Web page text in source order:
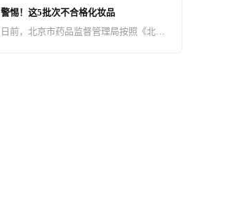
转至无关或无效页面进行广告诱骗点击。
这种违规导流行为损害用户的阅读体验，
建设的作用，日前，上海市市场监管局、
上海市药品监管局根据《广告法》《化妆
警惕！这5批次不合格化妆品
日前，北京市药品监督管理局按照《北京